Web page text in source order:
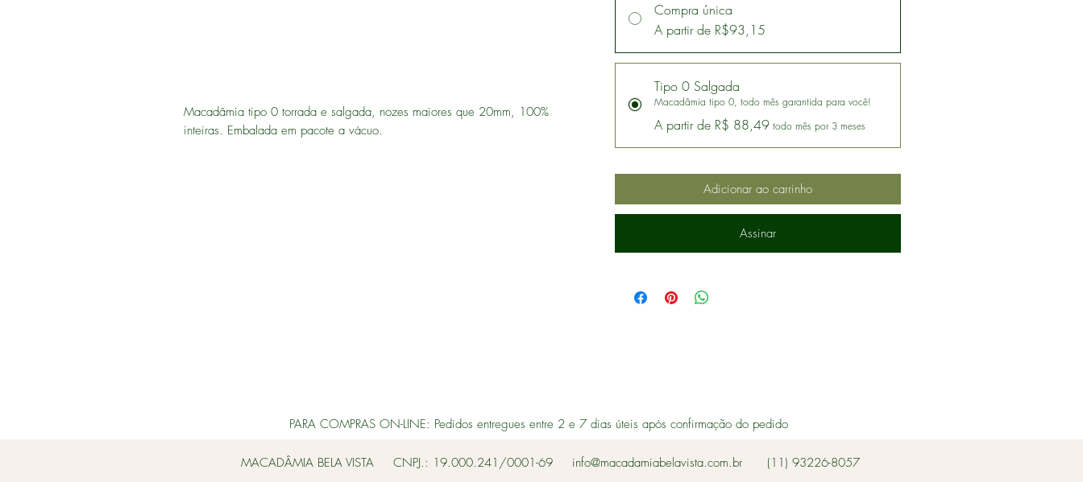
Macadâmia tipo 0 torrada e salgada, nozes maiores que 20mm, 100%
inteiras. Embalada em pacote a vácuo.
Compra única
A partir de R$93,15
Tipo 0 Salgada
Macadâmia tipo 0, todo mês garantida para você!
A partir de R$ 88,49 todo mês por 3 meses
Adicionar ao carrinho
Assinar
PARA COMPRAS ON-LINE: Pedidos entregues entre 2 e 7 dias úteis após confirmação do pedido
MACADÂMIA BELA VISTA CNPJ.: 19.000.241/0001-69 info@macadamiabelavista.com.br (11) 93226-8057